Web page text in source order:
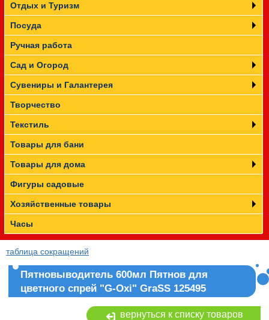
Отдых и Туризм
Посуда
Ручная работа
Сад и Огород
Сувениры и Галантерея
Творчество
Текстиль
Товары для бани
Товары для дома
Фигуры садовые
Хозяйственные товары
Часы
таблица сокращений
Пятновыводитель 600мл Пятнов для
цветного спрей "G-Oxi" GraSS 125495
вернуться к списку товаров